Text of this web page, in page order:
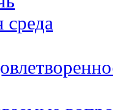
среда